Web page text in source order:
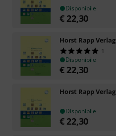
Disponibile
€ 22,30
Horst Rapp Verlag
1
Disponibile
€ 22,30
Horst Rapp Verlag
Disponibile
€ 22,30